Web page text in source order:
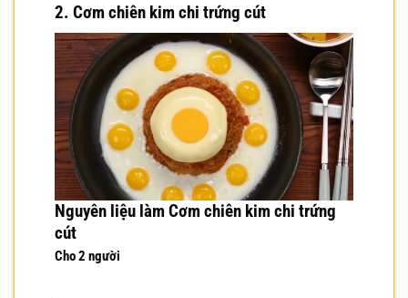
2. Cơm chiên kim chi trứng cút
Nguyên liệu làm Cơm chiên kim chi trứng
cút
Cho 2 người